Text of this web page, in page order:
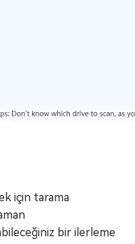
için tarama
bir ilerleme